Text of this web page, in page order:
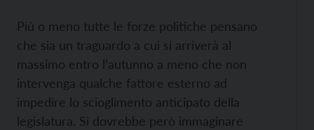
Più o meno tutte le forze politiche pensano
che sia un traguardo a cui si arriverà al
massimo entro l’autunno a meno che non
intervenga qualche fattore esterno ad
impedire lo scioglimento anticipato della
legislatura. Si dovrebbe però immaginare